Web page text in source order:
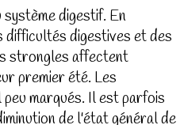
digestif. En
digestives et des
strongles affectent
premier été. Les
marqués. Il est parfois
de l'état général de